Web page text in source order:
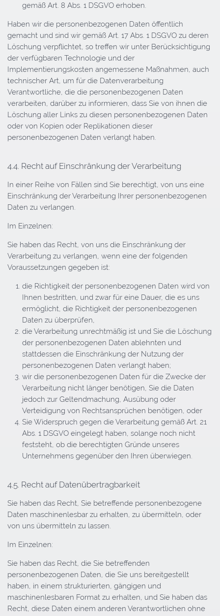
gemäß Art. 8 Abs. 1 DSGVO erhoben.
Haben wir die personenbezogenen Daten öffentlich
gemacht und sind wir gemäß Art. 17 Abs. 1 DSGVO zu deren
Löschung verpflichtet, so treffen wir unter Berücksichtigung
der verfügbaren Technologie und der
Implementierungskosten angemessene Maßnahmen, auch
technischer Art, um für die Datenverarbeitung
Verantwortliche, die die personenbezogenen Daten
verarbeiten, darüber zu informieren, dass Sie von ihnen die
Löschung aller Links zu diesen personenbezogenen Daten
oder von Kopien oder Replikationen dieser
personenbezogenen Daten verlangt haben.
4.4. Recht auf Einschränkung der Verarbeitung
In einer Reihe von Fällen sind Sie berechtigt, von uns eine
Einschränkung der Verarbeitung Ihrer personenbezogenen
Daten zu verlangen.
Im Einzelnen:
Sie haben das Recht, von uns die Einschränkung der
Verarbeitung zu verlangen, wenn eine der folgenden
Voraussetzungen gegeben ist:
die Richtigkeit der personenbezogenen Daten wird von
Ihnen bestritten, und zwar für eine Dauer, die es uns
ermöglicht, die Richtigkeit der personenbezogenen
Daten zu überprüfen,
die Verarbeitung unrechtmäßig ist und Sie die Löschung
der personenbezogenen Daten ablehnten und
stattdessen die Einschränkung der Nutzung der
personenbezogenen Daten verlangt haben;
wir die personenbezogenen Daten für die Zwecke der
Verarbeitung nicht länger benötigen, Sie die Daten
jedoch zur Geltendmachung, Ausübung oder
Verteidigung von Rechtsansprüchen benötigen, oder
Sie Widerspruch gegen die Verarbeitung gemäß Art. 21
Abs. 1 DSGVO eingelegt haben, solange noch nicht
feststeht, ob die berechtigten Gründe unseres
Unternehmens gegenüber den Ihren überwiegen.
4.5. Recht auf Datenübertragbarkeit
Sie haben das Recht, Sie betreffende personenbezogene
Daten maschinenlesbar zu erhalten, zu übermitteln, oder
von uns übermitteln zu lassen.
Im Einzelnen:
Sie haben das Recht, die Sie betreffenden
personenbezogenen Daten, die Sie uns bereitgestellt
haben, in einem strukturierten, gängigen und
maschinenlesbaren Format zu erhalten, und Sie haben das
Recht, diese Daten einem anderen Verantwortlichen ohne